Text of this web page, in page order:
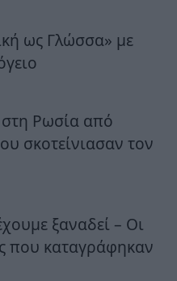
ως Γλώσσα» με
στη Ρωσία από
σκοτείνιασαν τον
ξαναδεί – Οι
που καταγράφηκαν